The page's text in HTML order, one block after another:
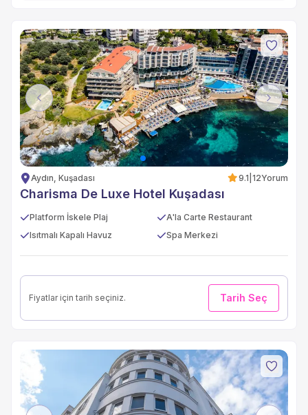
Previous Next
Aydın, Kuşadası 9.1 12Yorum
Charisma De Luxe Hotel Kuşadası
Platform İskele Plaj
A'la Carte Restaurant
Isıtmalı Kapalı Havuz
Spa Merkezi
Fiyatlar için tarih seçiniz. Tarih Seç